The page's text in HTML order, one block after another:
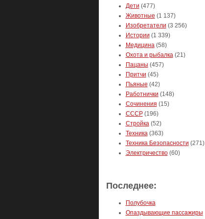
Дети (477)
Животные (1 137)
Изобретатели (3 256)
Истории (1 339)
Медицина(58)
Охота и рыбалка(21)
Пацаны (457)
Притчи (45)
Пьяные (42)
Работнички (148)
Сочинения (15)
СССР(196)
Стройка(52)
Техника(363)
Техника Безопасности (271)
Электричество(60)
Последнее:
Полубочка
Опаздывающие пассажиры